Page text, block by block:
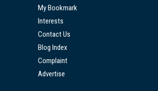
My Bookmark
Interests
Contact Us
Blog Index
Complaint
Advertise